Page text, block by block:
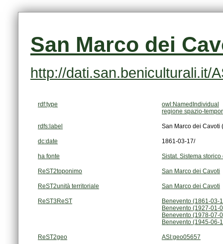
San Marco dei
http://dati.san.beniculturali.it/
rdf:type
owl:NamedIndividual
regione spazio-
rdfs:label San Marco dei Cavoti
dc:date 1861-03-17/
ha fonte Sistat. Sistema
ReST2toponimo San Marco dei Cavoti
ReST2unità territoriale San Marco dei Cavoti
ReST3ReST
Benevento (1861-03-
Benevento (1927-01-
Benevento (1978-07-
Benevento (1945-06-
ReST2geo ASI:geo05657